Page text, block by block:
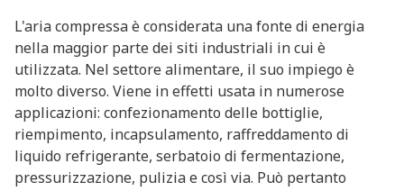
L'aria compressa è considerata una fonte di energia
nella maggior parte dei siti industriali in cui è
utilizzata. Nel settore alimentare, il suo impiego è
molto diverso. Viene in effetti usata in numerose
applicazioni: confezionamento delle bottiglie,
riempimento, incapsulamento, raffreddamento di
liquido refrigerante, serbatoio di fermentazione,
pressurizzazione, pulizia e così via. Può pertanto